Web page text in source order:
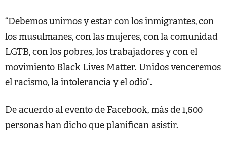
“Debemos unirnos y estar con los inmigrantes, con
los musulmanes, con las mujeres, con la comunidad
LGTB, con los pobres, los trabajadores y con el
movimiento Black Lives Matter. Unidos venceremos
el racismo, la intolerancia y el odio”.
De acuerdo al evento de Facebook, más de 1,600
personas han dicho que planifican asistir.